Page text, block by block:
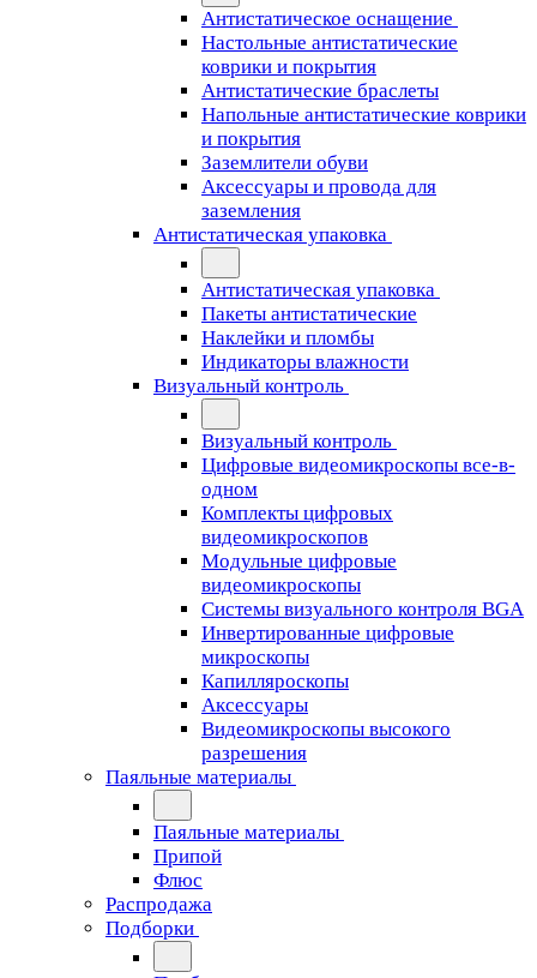
Антистатическое оснащение
Настольные антистатические
коврики и покрытия
Антистатические браслеты
Напольные антистатические коврики
и покрытия
Заземлители обуви
Аксессуары и провода для
заземления
Антистатическая упаковка
Антистатическая упаковка
Пакеты антистатические
Наклейки и пломбы
Индикаторы влажности
Визуальный контроль
Визуальный контроль
Цифровые видеомикроскопы все-в-
одном
Комплекты цифровых
видеомикроскопов
Модульные цифровые
видеомикроскопы
Cистемы визуального контроля BGA
Инвертированные цифровые
микроскопы
Капилляроскопы
Аксессуары
Видеомикроскопы высокого
разрешения
Паяльные материалы
Паяльные материалы
Припой
Флюс
Распродажа
Подборки